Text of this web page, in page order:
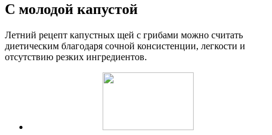
С молодой капустой
Летний рецепт капустных щей с грибами можно считать
диетическим благодаря сочной консистенции, легкости и
отсутствию резких ингредиентов.